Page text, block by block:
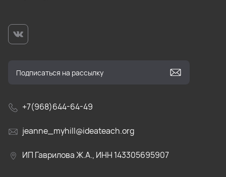
+7(968)644-64-49
jeanne_myhill@ideateach.org
ИП Гаврилова Ж.А., ИНН 143305695907